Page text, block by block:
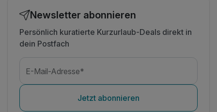
Newsletter abonnieren
Persönlich kuratierte Kurzurlaub-Deals direkt in
dein Postfach
E-Mail-Adresse*
Jetzt abonnieren